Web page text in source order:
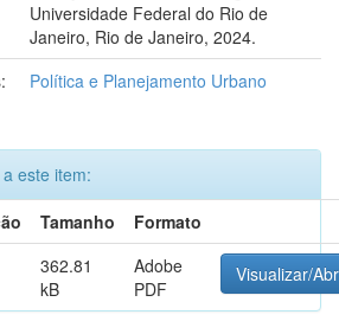
Universidade Federal do Rio de
Janeiro, Rio de Janeiro, 2024.
Política e Planejamento Urbano
este item:
Tamanho
Formato
362.81
kB
Adobe
PDF
Visualizar/